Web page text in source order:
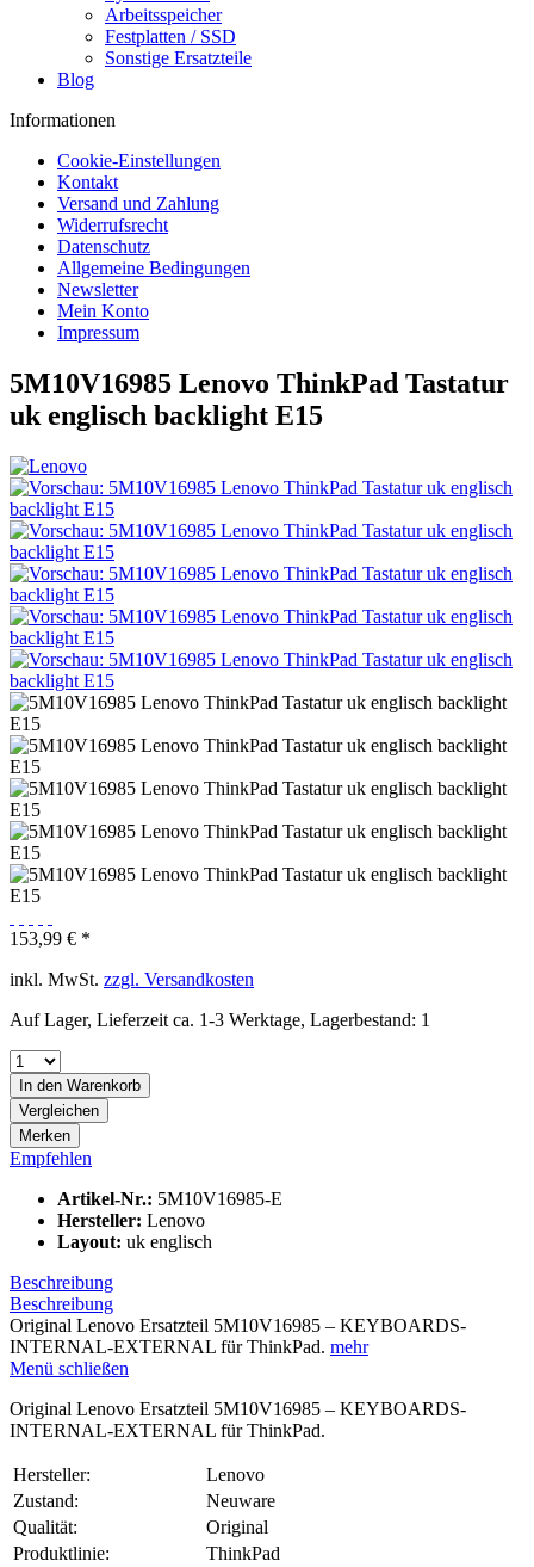
Arbeitsspeicher
Festplatten / SSD
Sonstige Ersatzteile
Blog
Informationen
Cookie-Einstellungen
Kontakt
Versand und Zahlung
Widerrufsrecht
Datenschutz
Allgemeine Bedingungen
Newsletter
Mein Konto
Impressum
5M10V16985 Lenovo ThinkPad Tastatur
uk englisch backlight E15
153,99 € *
inkl. MwSt. zzgl. Versandkosten
Auf Lager, Lieferzeit ca. 1-3 Werktage, Lagerbestand: 1
In den Warenkorb
Vergleichen
Merken
Empfehlen
Artikel-Nr.: 5M10V16985-E
Hersteller: Lenovo
Layout: uk englisch
Beschreibung
Beschreibung
Original Lenovo Ersatzteil 5M10V16985 – KEYBOARDS-
INTERNAL-EXTERNAL für ThinkPad. mehr
Menü schließen
Original Lenovo Ersatzteil 5M10V16985 – KEYBOARDS-
INTERNAL-EXTERNAL für ThinkPad.
Hersteller:
Lenovo
Zustand:
Neuware
Qualität:
Original
Produktlinie:
ThinkPad